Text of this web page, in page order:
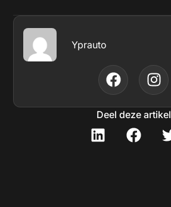
Yprauto
Deel deze artikel